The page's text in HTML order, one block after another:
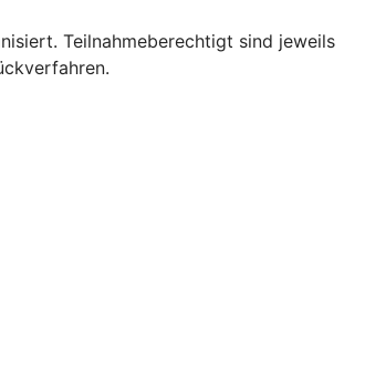
Teilnahmeberechtigt sind jeweils